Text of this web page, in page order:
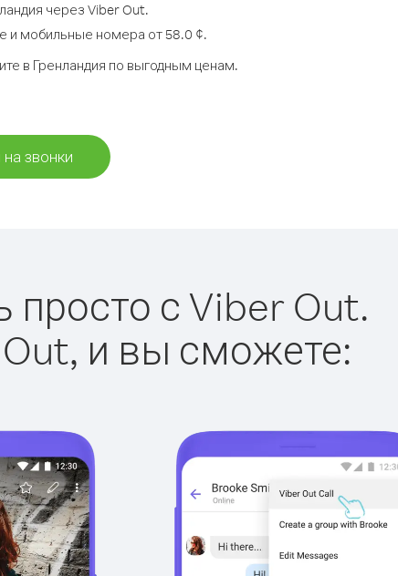
через Viber Out.
и мобильные номера от 58.0 ¢.
в Гренландия по выгодным ценам.
звонки
просто с Viber Out.
и вы сможете: